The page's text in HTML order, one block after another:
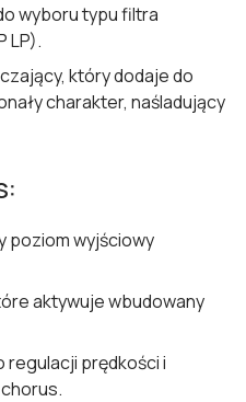
wyboru typu filtra
LP).
który dodaje do
charakter, naśladujący
poziom wyjściowy
aktywuje wbudowany
regulacji prędkości i